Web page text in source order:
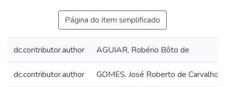
Página do item simplificado
dc.contributor.author AGUIAR, Robério Bôto de
dc.contributor.author GOMES, José Roberto de Carvalho